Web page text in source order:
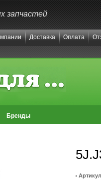
запчастей
Доставка Оплата
Бренды